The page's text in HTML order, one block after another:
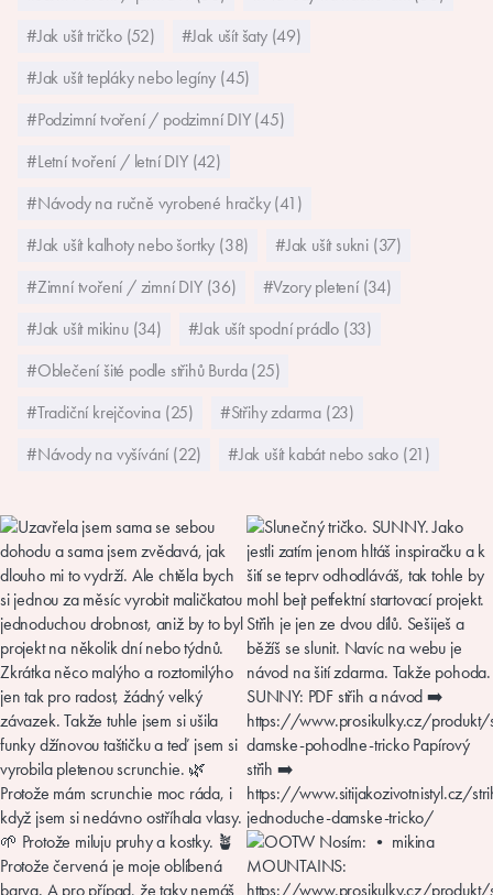
#Jak ušít tričko (52)
#Jak ušít šaty (49)
#Jak ušít tepláky nebo legíny (45)
#Podzimní tvoření / podzimní DIY (45)
#Letní tvoření / letní DIY (42)
#Návody na ručně vyrobené hračky (41)
#Jak ušít kalhoty nebo šortky (38)
#Jak ušít sukni (37)
#Zimní tvoření / zimní DIY (36)
#Vzory pletení (34)
#Jak ušít mikinu (34)
#Jak ušít spodní prádlo (33)
#Oblečení šité podle střihů Burda (25)
#Tradiční krejčovina (25)
#Střihy zdarma (23)
#Návody na vyšívání (22)
#Jak ušít kabát nebo sako (21)